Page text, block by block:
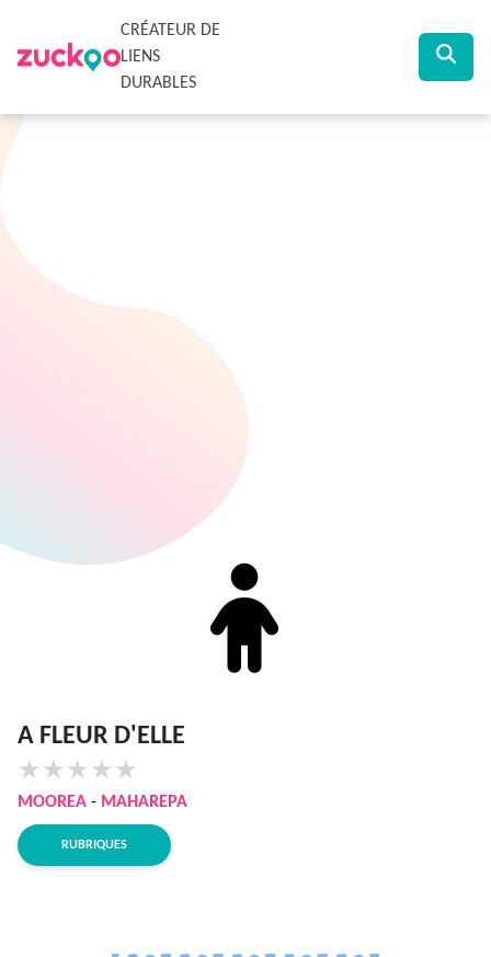
CRÉATEUR DE
LIENS
DURABLES
A FLEUR D'ELLE
★ ★ ★ ★ ★
MOOREA - MAHAREPA
RUBRIQUES